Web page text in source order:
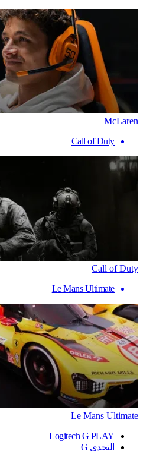
McLaren
Call of Duty
Call of Duty
Le Mans Ultimate
Le Mans Ultimate
Logitech G PLAY
التحدي G